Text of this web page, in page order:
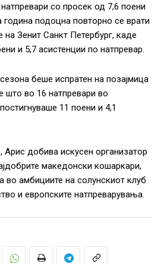
со просек од 7,6 поени
година подоцна повторно се врати
на Зенит Санкт Петербург, каде
и 5,7 асистенции по натпревар.
беше испратен на позајмица
што во 16 натпревари во
11 поени и 4,1
добива искусен организатор
македонски кошаркари,
во амбициите на солунскиот клуб
и европските натпреварувања.